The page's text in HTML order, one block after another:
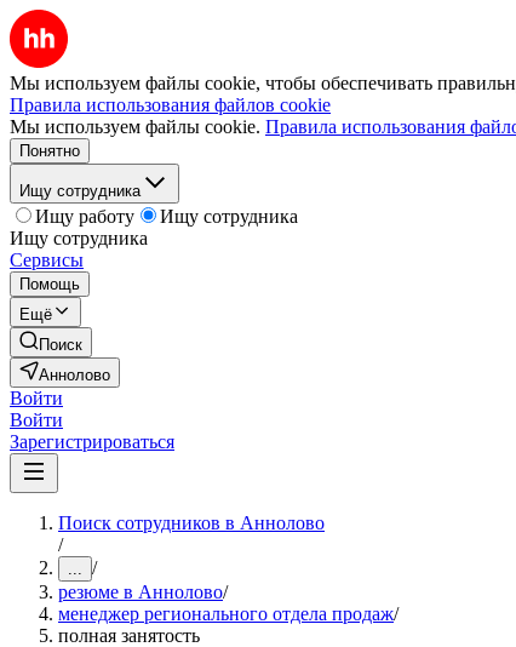
Мы используем файлы cookie, чтобы обеспечивать
Правила использования файлов cookie
Мы используем файлы cookie. Правила использования
Понятно
Ищу сотрудника
Ищу работу
Ищу сотрудника
Ищу сотрудника
Сервисы
Помощь
Ещё
Поиск
Аннолово
Войти
Войти
Зарегистрироваться
Поиск сотрудников в Аннолово
/
... /
резюме в Аннолово/
менеджер регионального отдела продаж/
полная занятость